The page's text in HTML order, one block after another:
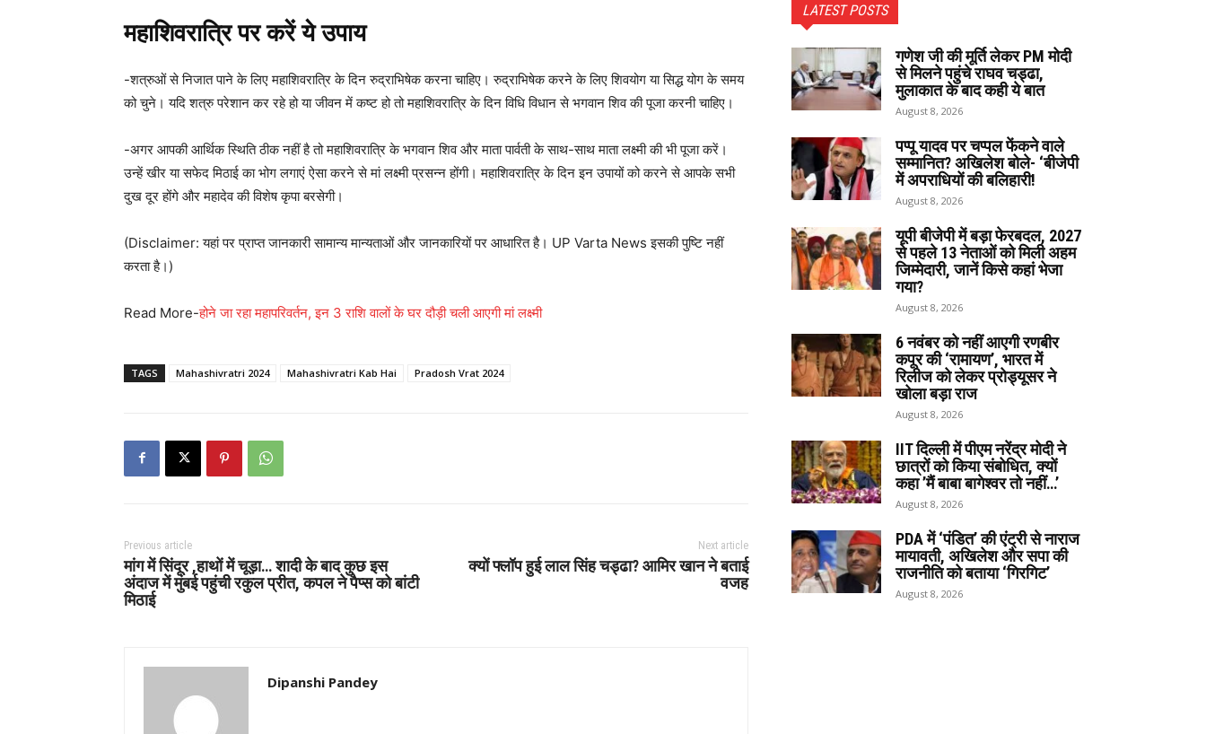
महाशिवरात्रि पर करें ये उपाय
-शत्रुओं से निजात पाने के लिए महाशिवरात्रि के दिन रुद्राभिषेक करना चाहिए। रुद्राभिषेक करने के लिए शिवयोग या सिद्ध योग के समय
को चुने। यदि शत्रु परेशान कर रहे हो या जीवन में कष्ट हो तो महाशिवरात्रि के दिन विधि विधान से भगवान शिव की पूजा करनी चाहिए।
-अगर आपकी आर्थिक स्थिति ठीक नहीं है तो महाशिवरात्रि के भगवान शिव और माता पार्वती के साथ-साथ माता लक्ष्मी की भी पूजा करें।
उन्हें खीर या सफेद मिठाई का भोग लगाएं ऐसा करने से मां लक्ष्मी प्रसन्न होंगी। महाशिवरात्रि के दिन इन उपायों को करने से आपके सभी
दुख दूर होंगे और महादेव की विशेष कृपा बरसेगी।
(Disclaimer: यहां पर प्राप्त जानकारी सामान्य मान्यताओं और जानकारियों पर आधारित है। UP Varta News इसकी पुष्टि नहीं
करता है।)
Read More-होने जा रहा महापरिवर्तन, इन 3 राशि वालों के घर दौड़ी चली आएगी मां लक्ष्मी
TAGS Mahashivratri 2024 Mahashivratri Kab Hai Pradosh Vrat 2024
Previous article
मांग में सिंदूर ,हाथों में चूड़ा… शादी के बाद कुछ इस
अंदाज में मुंबई पहुंची रकुल प्रीत, कपल ने पैप्स को बांटी
मिठाई
Next article
क्यों फ्लॉप हुई लाल सिंह चड्ढा? आमिर खान ने बताई
वजह
Dipanshi Pandey
LATEST POSTS
गणेश जी की मूर्ति लेकर PM मोदी
से मिलने पहुंचे राघव चड्ढा,
मुलाकात के बाद कही ये बात
August 8, 2026
पप्पू यादव पर चप्पल फेंकने वाले
सम्मानित? अखिलेश बोले- ‘बीजेपी
में अपराधियों की बलिहारी!
August 8, 2026
यूपी बीजेपी में बड़ा फेरबदल, 2027
से पहले 13 नेताओं को मिली अहम
जिम्मेदारी, जानें किसे कहां भेजा
गया?
August 8, 2026
6 नवंबर को नहीं आएगी रणबीर
कपूर की ‘रामायण’, भारत में
रिलीज को लेकर प्रोड्यूसर ने
खोला बड़ा राज
August 8, 2026
IIT दिल्ली में पीएम नरेंद्र मोदी ने
छात्रों को किया संबोधित, क्यों
कहा ’मैं बाबा बागेश्वर तो नहीं…’
August 8, 2026
PDA में ‘पंडित’ की एंट्री से नाराज
मायावती, अखिलेश और सपा की
राजनीति को बताया ‘गिरगिट’
August 8, 2026